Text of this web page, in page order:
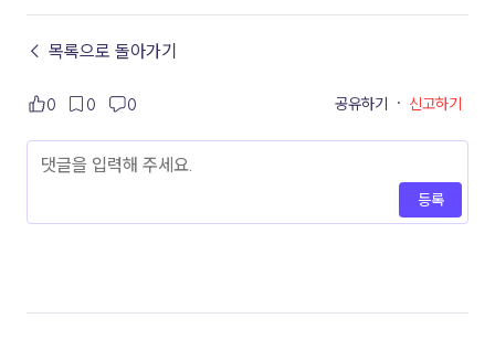
← 목록으로 돌아가기
0 0 0 공유하기 · 신고하기
등록